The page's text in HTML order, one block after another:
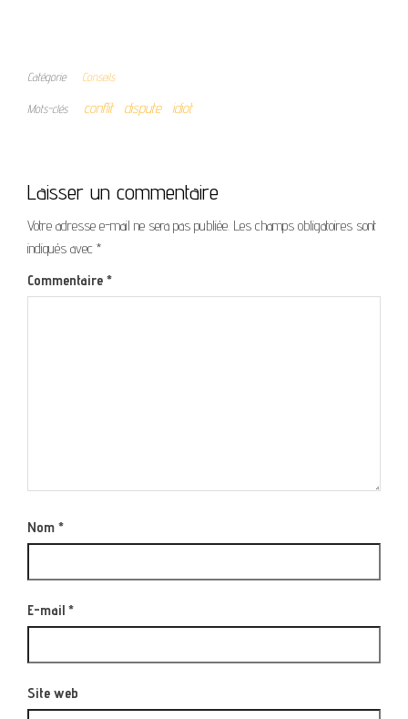
Catégorie Conseils
Mots-clés conflit dispute idiot
Laisser un commentaire
Votre adresse e-mail ne sera pas publiée. Les champs obligatoires sont
indiqués avec *
Commentaire *
Nom *
E-mail *
Site web